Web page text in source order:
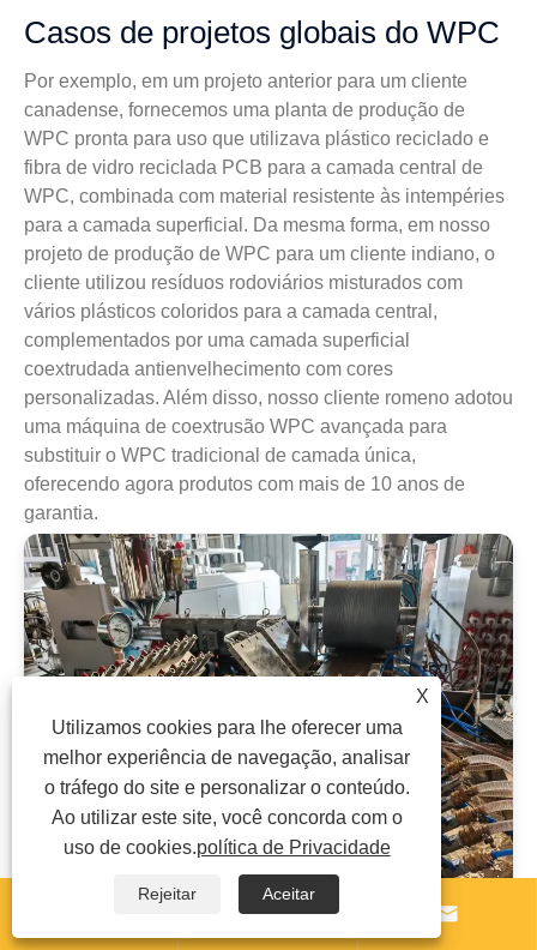
Casos de projetos globais do WPC
Por exemplo, em um projeto anterior para um cliente
canadense, fornecemos uma planta de produção de
WPC pronta para uso que utilizava plástico reciclado e
fibra de vidro reciclada PCB para a camada central de
WPC, combinada com material resistente às intempéries
para a camada superficial. Da mesma forma, em nosso
projeto de produção de WPC para um cliente indiano, o
cliente utilizou resíduos rodoviários misturados com
vários plásticos coloridos para a camada central,
complementados por uma camada superficial
coextrudada antienvelhecimento com cores
personalizadas. Além disso, nosso cliente romeno adotou
uma máquina de coextrusão WPC avançada para
substituir o WPC tradicional de camada única,
oferecendo agora produtos com mais de 10 anos de
garantia.
WPC completa planta para o Canadá para
 
X
Utilizamos cookies para lhe oferecer uma
melhor experiência de navegação, analisar
o tráfego do site e personalizar o conteúdo.
Ao utilizar este site, você concorda com o
uso de cookies.política de Privacidade
Rejeitar Aceitar